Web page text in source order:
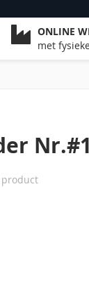
ONLINE
met